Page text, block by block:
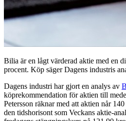
Bilia är en lågt värderad aktie med en
procent. Köp säger Dagens industris
Dagens industri har gjort en analys av
köprekommendation för aktien till
Petersson räknar med att aktien når
den tidshorisont som Veckans aktie-